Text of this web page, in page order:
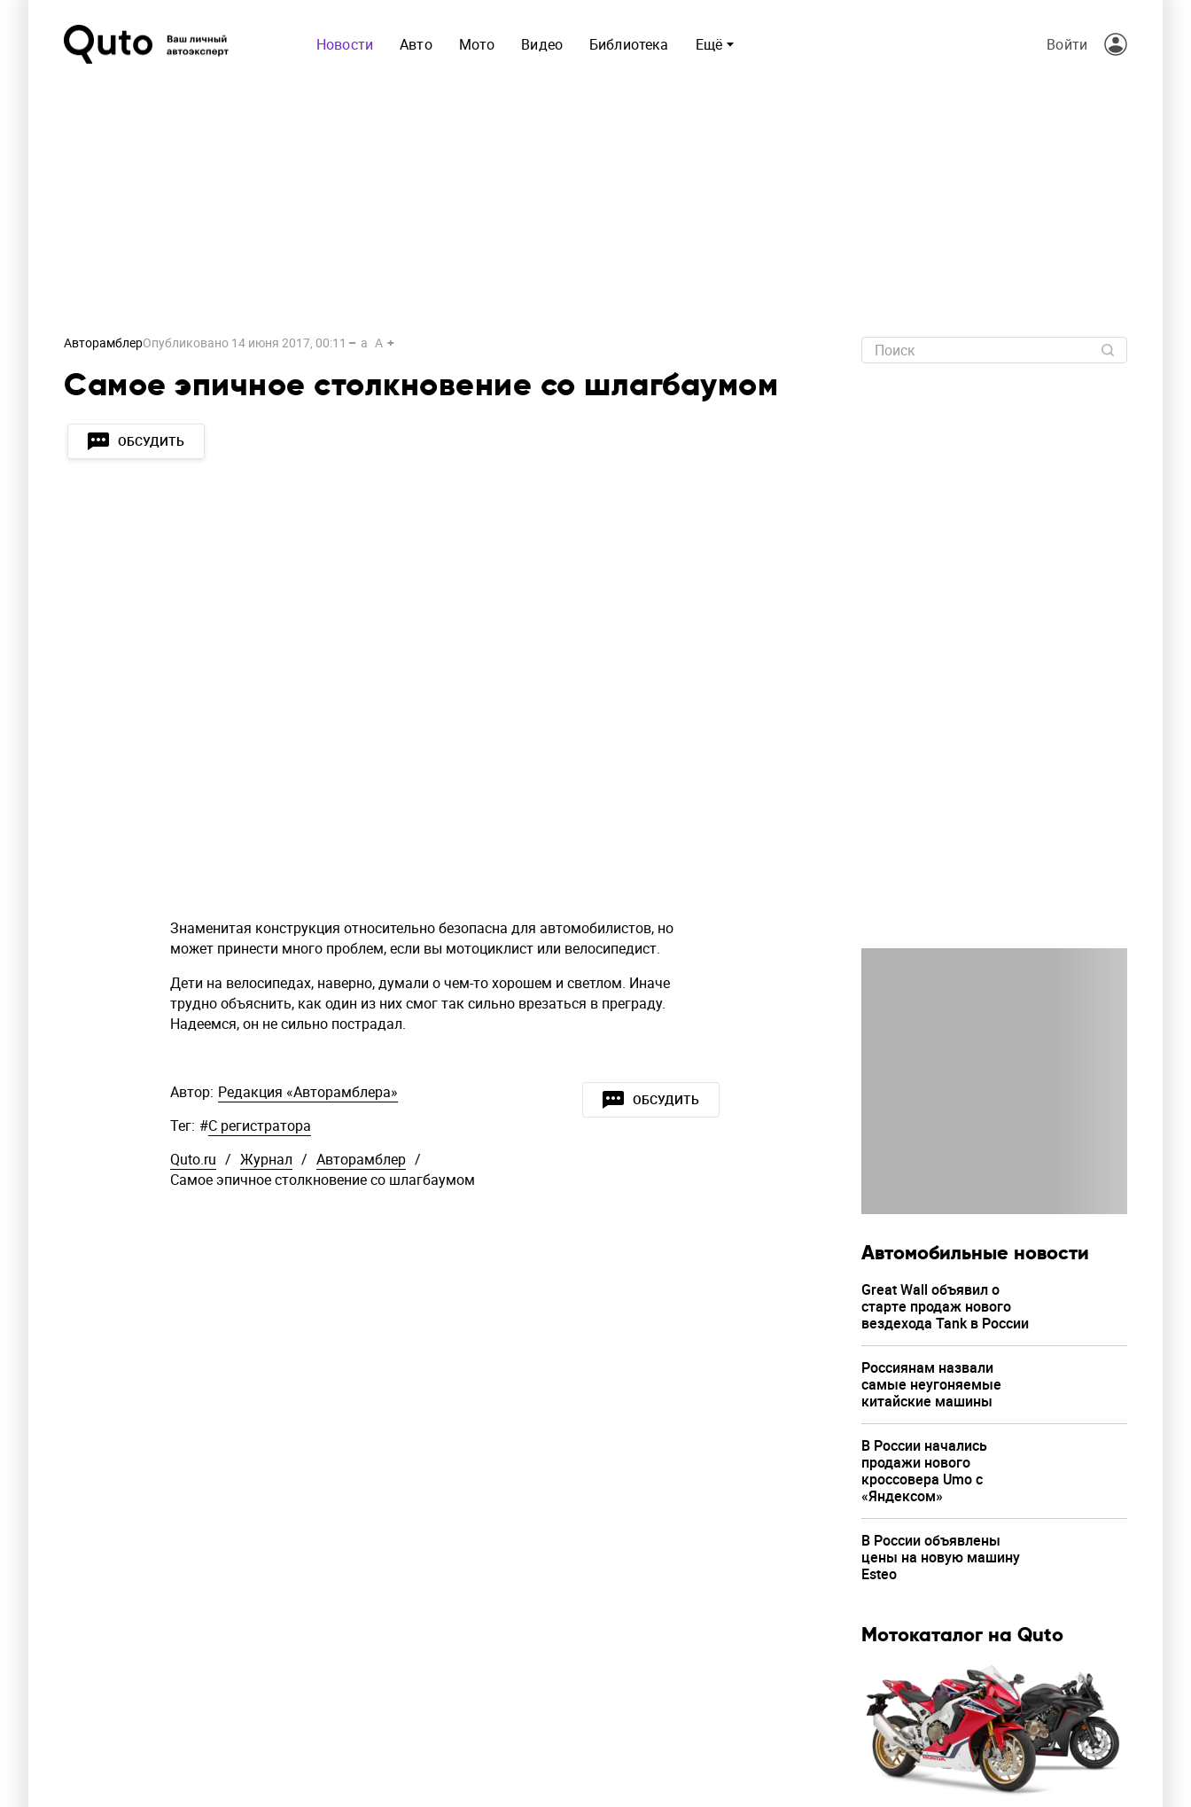
Ещё
Новости Авто Мото Видео Библиотека Войти
АвторамблерОпубликовано 14 июня 2017, 00:11 a A
Самое эпичное столкновение со шлагбаумом
ОБСУДИТЬ
Знаменитая конструкция относительно безопасна для автомобилистов, но
может принести много проблем, если вы мотоциклист или велосипедист.
Дети на велосипедах, наверно, думали о чем-то хорошем и светлом. Иначе
трудно объяснить, как один из них смог так сильно врезаться в преграду.
Надеемся, он не сильно пострадал.
ОБСУДИТЬ
Автор: Редакция «Авторамблера»
Тег: #С регистратора
Quto.ru / Журнал / Авторамблер /
Самое эпичное столкновение со шлагбаумом
Автомобильные новости
Great Wall объявил о
старте продаж нового
вездехода Tank в России
Россиянам назвали
самые неугоняемые
китайские машины
В России начались
продажи нового
кроссовера Umo с
«Яндексом»
В России объявлены
цены на новую машину
Esteo
Мотокаталог на Quto